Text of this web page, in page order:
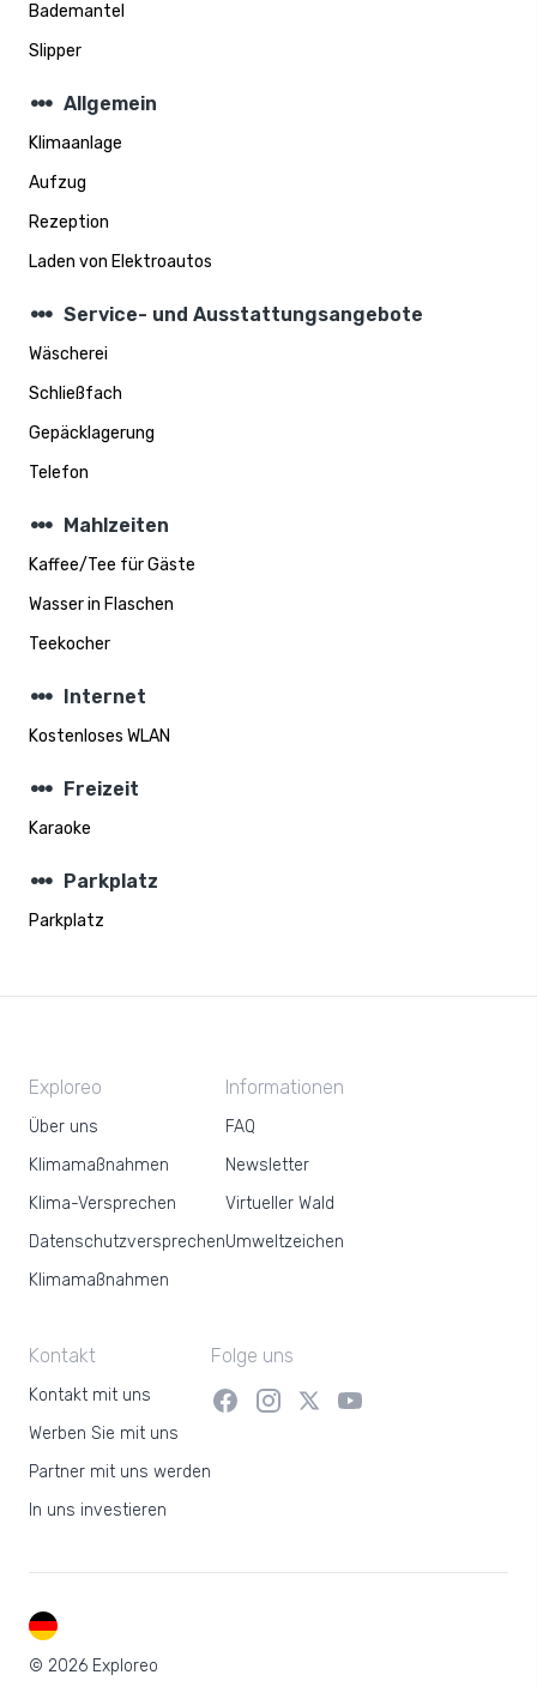
Bademantel
Slipper
steppers Allgemein
Klimaanlage
Aufzug
Rezeption
Laden von Elektroautos
steppers Service- und Ausstattungsangebote
Wäscherei
Schließfach
Gepäcklagerung
Telefon
steppers Mahlzeiten
Kaffee/Tee für Gäste
Wasser in Flaschen
Teekocher
steppers Internet
Kostenloses WLAN
steppers Freizeit
Karaoke
steppers Parkplatz
Parkplatz
Exploreo
Über uns
Klimamaßnahmen
Klima-Versprechen
Datenschutzversprechen
Klimamaßnahmen
Informationen
FAQ
Newsletter
Virtueller Wald
Umweltzeichen
Kontakt
Kontakt mit uns
Werben Sie mit uns
Partner mit uns werden
In uns investieren
Folge uns
© 2026 Exploreo